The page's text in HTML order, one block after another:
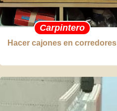
Carpintero
Hacer cajones en corredores